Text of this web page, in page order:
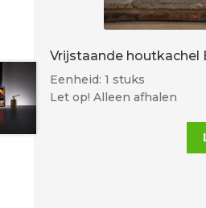
Vrijstaande houtkachel
Eenheid: 1 stuks
Let op! Alleen afhalen